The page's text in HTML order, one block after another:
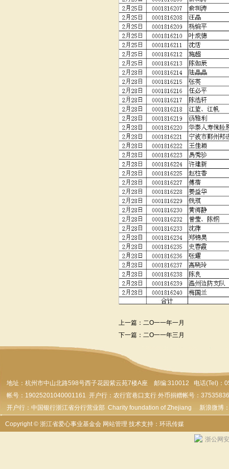
上一篇： 二O一一年一月
下一篇： 二O一一年三月
地址：杭州市中山北路598号西子花园紫云苑7楼A座 邮编:310012 电话(Tel)
帐号：19025201040001161 开户行：农行官巷口支行 外币捐赠帐号：
开户行：中国银行浙江省分行营业部 Charity foundation of Zhejiang 新浪微博
Copyright © 浙江省爱心事业基金会 网站管理 技术支持：环讯传媒
浙公网